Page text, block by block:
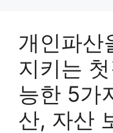
개인파산
지키는
능한 5가
산, 자산